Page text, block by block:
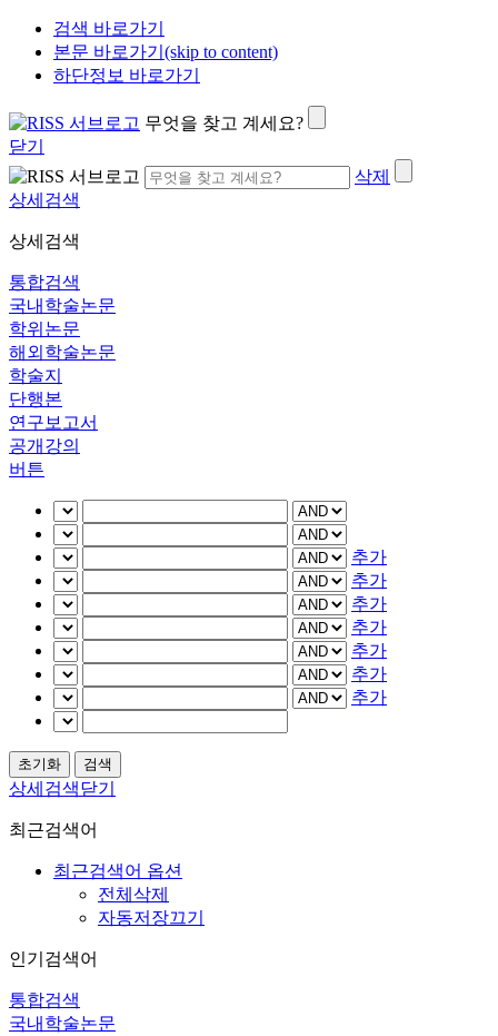
검색 바로가기
본문 바로가기(skip to content)
하단정보 바로가기
무엇을 찾고 계세요?
닫기
삭제
상세검색
상세검색
통합검색
국내학술논문
학위논문
해외학술논문
학술지
단행본
연구보고서
공개강의
버튼
추가
추가
추가
추가
추가
추가
추가
상세검색닫기
최근검색어
최근검색어 옵션
전체삭제
자동저장끄기
인기검색어
통합검색
국내학술논문